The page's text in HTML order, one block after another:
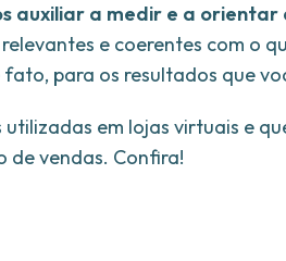
auxiliar a medir e a orientar
e coerentes com o
para os resultados que
em lojas virtuais e
de vendas. Confira!